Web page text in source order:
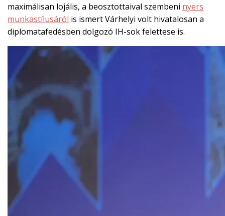
maximálisan lojális, a beosztottaival szembeni nyers
munkastílusáról is ismert Várhelyi volt hivatalosan a
diplomatafedésben dolgozó IH-sok felettese is.